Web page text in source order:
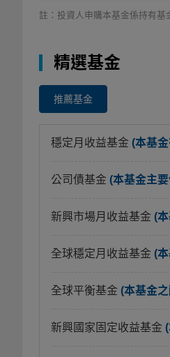
註：投資人申購本基金係持有基
精選基金
推薦基金
穩定月收益基金 (本基
公司債基金 (本基金主
新興市場月收益基金 (
全球穩定月收益基金 (
全球平衡基金 (本基金
新興國家固定收益基金